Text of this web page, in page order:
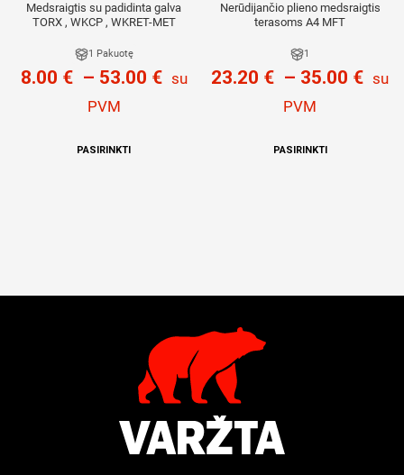
Medsraigtis su padidinta galva
TORX , WKCP , WKRET-MET
1 Pakuotę
8.00 € – 53.00 € su
PVM
PASIRINKTI
Nerūdijančio plieno medsraigtis
terasoms A4 MFT
1
23.20 € – 35.00 € su
PVM
PASIRINKTI